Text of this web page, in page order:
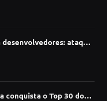
ataque
conquista o Top 30 do